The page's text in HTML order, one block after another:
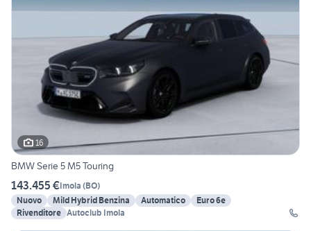
16
BMW Serie 5 M5 Touring
143.455 €Imola (BO)
Nuovo
Mild Hybrid Benzina Automatico
Euro 6e
Rivenditore Autoclub Imola